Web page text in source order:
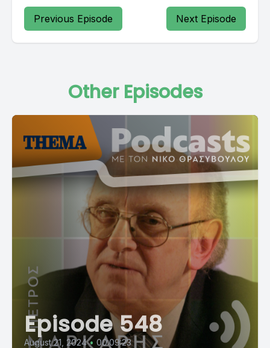
Previous Episode Next Episode
Other Episodes
Episode 548
August 21, 2024 • 00:09:23